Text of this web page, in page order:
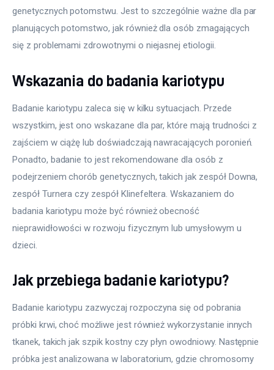
genetycznych potomstwu. Jest to szczególnie ważne dla par
planujących potomstwo, jak również dla osób zmagających
się z problemami zdrowotnymi o niejasnej etiologii.
Wskazania do badania kariotypu
Badanie kariotypu zaleca się w kilku sytuacjach. Przede
wszystkim, jest ono wskazane dla par, które mają trudności z
zajściem w ciążę lub doświadczają nawracających poronień.
Ponadto, badanie to jest rekomendowane dla osób z
podejrzeniem chorób genetycznych, takich jak zespół Downa,
zespół Turnera czy zespół Klinefeltera. Wskazaniem do
badania kariotypu może być również obecność
nieprawidłowości w rozwoju fizycznym lub umysłowym u
dzieci.
Jak przebiega badanie kariotypu?
Badanie kariotypu zazwyczaj rozpoczyna się od pobrania
próbki krwi, choć możliwe jest również wykorzystanie innych
tkanek, takich jak szpik kostny czy płyn owodniowy. Następnie
próbka jest analizowana w laboratorium, gdzie chromosomy